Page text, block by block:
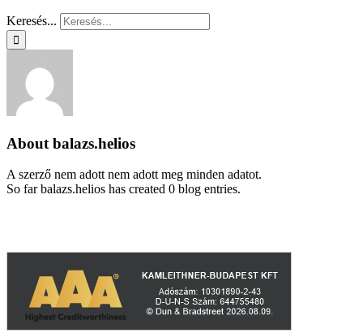
Keresés...
About balazs.helios
A szerző nem adott nem adott meg minden adatot.
So far balazs.helios has created 0 blog entries.